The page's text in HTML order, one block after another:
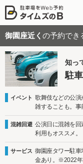
御園座近く の予約でき
知っ
駐
イベント 歌舞伎などの公
雑することも。事
混雑回避 公演日に混雑を
利用もオススメ。
サービス 御園座タワー駐
金あり。※2022